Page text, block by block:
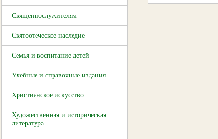
Священнослужителям
Святоотеческое наследие
Семья и воспитание детей
Учебные и справочные издания
Христианское искусство
Художественная и историческая
литература